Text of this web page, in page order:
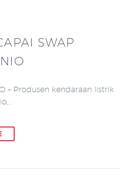
SWAP
– Produsen kendaraan listrik